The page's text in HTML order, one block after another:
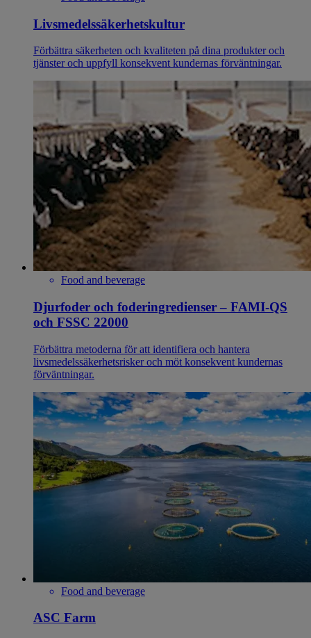
Livsmedelssäkerhetskultur
Förbättra säkerheten och kvaliteten på dina produkter och
tjänster och uppfyll konsekvent kundernas förväntningar.
Food and beverage
Djurfoder och foderingredienser – FAMI-QS
och FSSC 22000
Förbättra metoderna för att identifiera och hantera
livsmedelssäkerhetsrisker och möt konsekvent kundernas
förväntningar.
Food and beverage
ASC Farm